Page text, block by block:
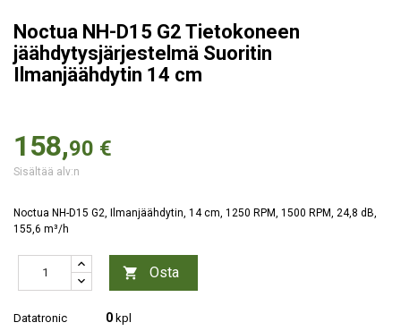
Noctua NH-D15 G2 Tietokoneen
jäähdytysjärjestelmä Suoritin
Ilmanjäähdytin 14 cm
158,90 €
Sisältää alv:n
Noctua NH-D15 G2, Ilmanjäähdytin, 14 cm, 1250 RPM, 1500 RPM, 24,8 dB,
155,6 m³/h
 Osta
Datatronic 0 kpl